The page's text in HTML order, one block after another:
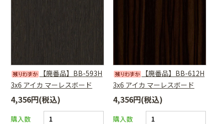
【廃番品】BB-593H
3x6 アイカ マーレスボード
4,356円(税込)
購入数
【廃番品】BB-612H
3x6 アイカ マーレスボード
4,356円(税込)
購入数